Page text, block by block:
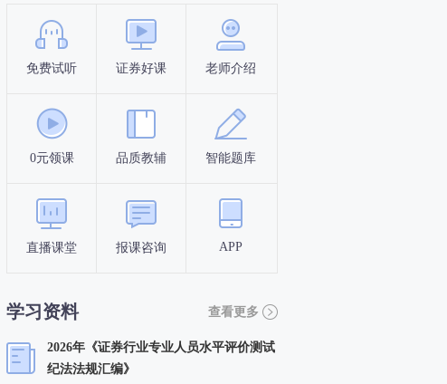
免费试听 证券好课 老师介绍
0元领课 品质教辅 智能题库
直播课堂 报课咨询 APP
学习资料 查看更多
2026年《证券行业专业人员水平评价测试
纪法法规汇编》